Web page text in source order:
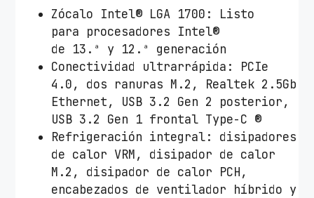
Zócalo Intel® LGA 1700:
Listo
para procesadores Intel®
de 13.ª y 12.ª generación
Conectividad ultrarrápida: PCIe
4.0, dos ranuras M.2, Realtek 2.5Gb
Ethernet, USB 3.2 Gen 2 posterior,
USB 3.2 Gen 1 frontal Type-C ®
Refrigeración integral: disipadores
de calor VRM, disipador de calor
M.2, disipador de calor PCH,
encabezados de ventilador híbrido y